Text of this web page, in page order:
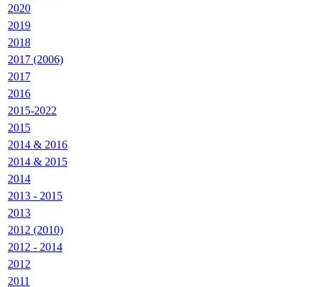
2020
2019
2018
2017 (2006)
2017
2016
2015-2022
2015
2014 & 2016
2014 & 2015
2014
2013 - 2015
2013
2012 (2010)
2012 - 2014
2012
2011